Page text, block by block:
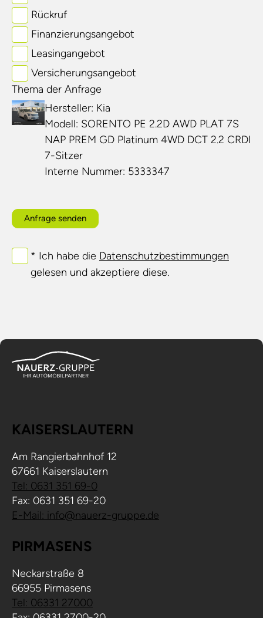
Rückruf
Finanzierungsangebot
Leasingangebot
Versicherungsangebot
Thema der Anfrage
Hersteller: Kia
Modell: SORENTO PE 2.2D AWD PLAT 7S
NAP PREM GD Platinum 4WD DCT 2.2 CRDI
7-Sitzer
Interne Nummer: 5333347
Anfrage senden
* Ich habe die Datenschutzbestimmungen
gelesen und akzeptiere diese.
KAISERSLAUTERN
Am Rangierbahnhof 12
67661 Kaiserslautern
Tel: 0631 351 69-0
Fax: 0631 351 69-20
E-Mail: info@nauerz-gruppe.de
PIRMASENS
Neckarstraße 8
66955 Pirmasens
Tel: 06331 27000